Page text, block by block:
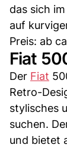
das sich
auf
Preis: ab
Fiat
Der Fiat
Retro-
stylisches
suchen.
und bietet